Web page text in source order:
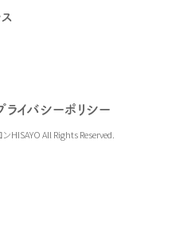
ライバシーポリシー
HISAYO All Rights Reserved.